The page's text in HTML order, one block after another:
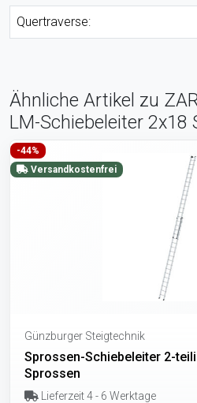
Quertraverse:
Ähnliche Artikel zu
LM-Schiebeleiter 2x18
-44%
Versandkostenfrei
Günzburger Steigtechnik
Sprossen-Schiebeleiter 2-
Sprossen
Lieferzeit 4 - 6 Werktage